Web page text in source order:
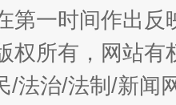
第一时间作出
权所有，网站
/法治/法制/新闻